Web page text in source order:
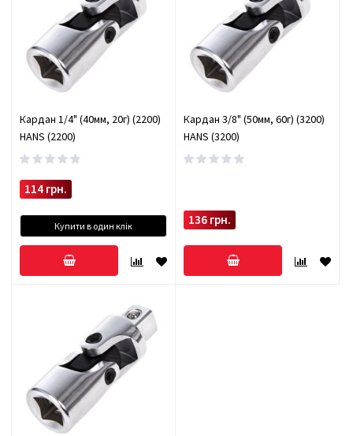
Кардан 1/4" (40мм, 20г) (2200)
HANS (2200)
114 грн.
Купити в один клік
Кардан 3/8" (50мм, 60г) (3200)
HANS (3200)
136 грн.